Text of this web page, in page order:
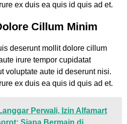
ex duis ea quis id quis ad et.
Cillum Minim
deserunt mollit dolore cillum
irure tempor cupidatat
voluptate aute id deserunt nisi.
ex duis ea quis id quis ad et.
Perwali, Izin Alfamart
Siapa Bermain di